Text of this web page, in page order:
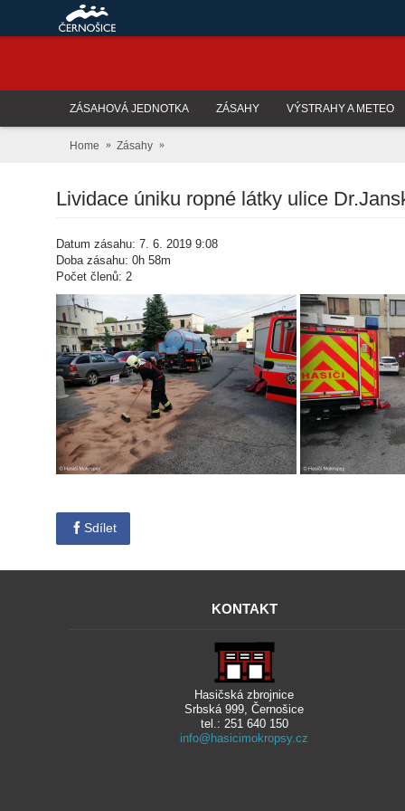
ZÁSAHOVÁ JEDNOTKA ZÁSAHY VÝSTRAHY A METEO
Home Zásahy
Lividace úniku ropné látky ulice
Datum zásahu: 7. 6. 2019 9:08
Doba zásahu: 0h 58m
Počet členů: 2
Sdílet
KONTAKT
Hasičská zbrojnice
Srbská 999, Černošice
tel.: 251 640 150
info@hasicimokropsy.cz